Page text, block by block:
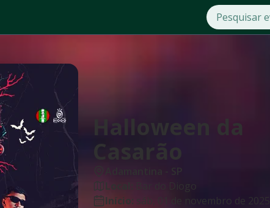
Halloween da
Casarão
SP
Local:
Bar do Diogo
Início: sáb, 01 de novembro de 2025